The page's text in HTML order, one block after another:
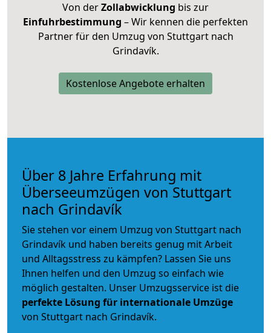
Von derZollabwicklung bis zur
Einfuhrbestimmung – Wir kennen die perfekten
Partner für den Umzug von Stuttgart nach
Grindavík.
Kostenlose Angebote erhalten
Über 8 Jahre Erfahrung mit
Überseeumzügen von Stuttgart
nach Grindavík
Sie stehen vor einem Umzug von Stuttgart nach
Grindavík und haben bereits genug mit Arbeit
und Alltagsstress zu kämpfen? Lassen Sie uns
Ihnen helfen und den Umzug so einfach wie
möglich gestalten. Unser Umzugsservice ist die
perfekte Lösung für internationale Umzüge
von Stuttgart nach Grindavík.